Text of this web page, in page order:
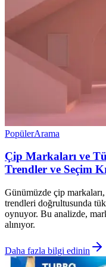
PopülerArama
Çip Markaları ve
Trendler ve Seçim
Günümüzde çip
trendleri doğrultusunda
oynuyor. Bu analizde,
alınıyor.
Daha fazla bilgi edinin